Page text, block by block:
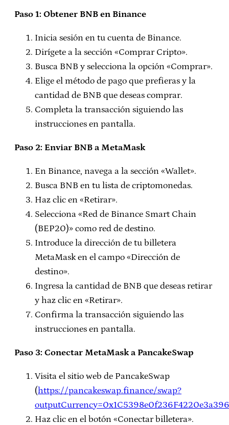
Paso 1: Obtener BNB en Binance
Inicia sesión en tu cuenta de Binance.
Dirígete a la sección «Comprar Cripto».
Busca BNB y selecciona la opción «Comprar».
Elige el método de pago que prefieras y la
cantidad de BNB que deseas comprar.
Completa la transacción siguiendo las
instrucciones en pantalla.
Paso 2: Enviar BNB a MetaMask
En Binance, navega a la sección «Wallet».
Busca BNB en tu lista de criptomonedas.
Haz clic en «Retirar».
Selecciona «Red de Binance Smart Chain
(BEP20)» como red de destino.
Introduce la dirección de tu billetera
MetaMask en el campo «Dirección de
destino».
Ingresa la cantidad de BNB que deseas retirar
y haz clic en «Retirar».
Confirma la transacción siguiendo las
instrucciones en pantalla.
Paso 3: Conectar MetaMask a PancakeSwap
Visita el sitio web de PancakeSwap
(https://pancakeswap.finance/swap?
Haz clic en el botón «Conectar billetera».